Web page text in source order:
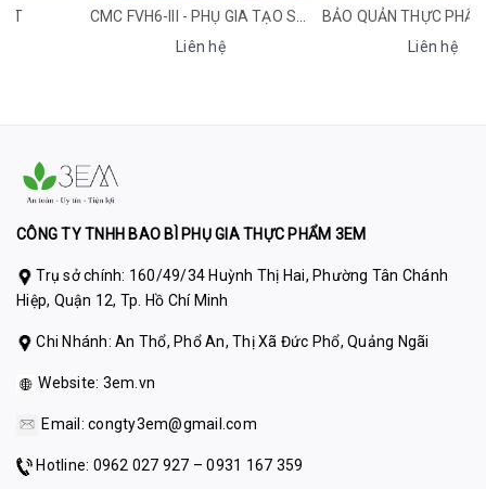
CMC FVH6-III - PHỤ GIA TẠO SÁNH ĐẶC, CHẤT ỔN ĐỊNH CHO THỰC PHẨM
BẢO QUẢN THỰC PHẨM KALI SORBATE (POTASSIUM SORBATE) (INS 202)
CÔNG TY TNHH BAO BÌ PHỤ GIA THỰC PHẨM 3EM
Trụ sở chính: 160/49/34 Huỳnh Thị Hai, Phường Tân Chánh
Hiệp, Quận 12, Tp. Hồ Chí Minh
Chi Nhánh: An Thổ, Phổ An, Thị Xã Đức Phổ, Quảng Ngãi
Website: 3em.vn
Email: congty3em@gmail.com
Hotline: 0962 027 927 – 0931 167 359